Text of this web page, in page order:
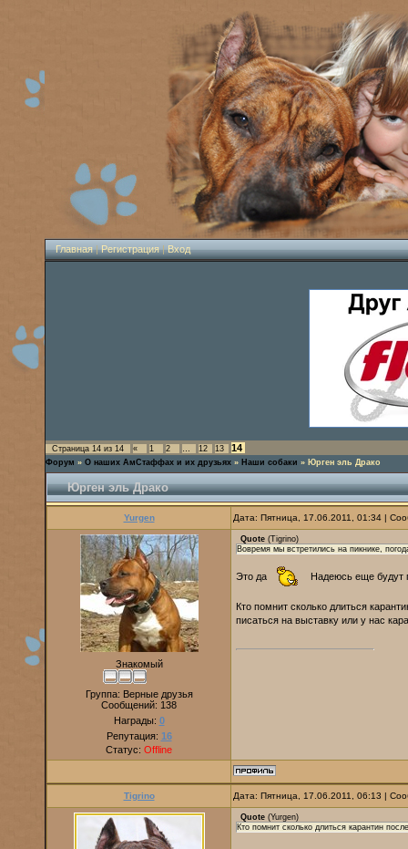
Главная|Регистрация|Вход
Страница 14 из 14 « 1 2 … 12 13 14
Форум » О наших АмСтаффах и их друзьях » Наши собаки » Юрген эль Драко
Юрген эль Драко
Yurgen Дата: Пятница, 17.06.2011, 01:34 |
Знакомый
Группа: Верные друзья
Сообщений: 138
Награды: 0
Репутация: 16
Статус: Offline
Quote (Tigrino)
Вовремя мы встретились на пикнике,
Это да Надеюсь еще будут
Кто помнит сколько длиться
писаться на выставку или у нас
Tigrino Дата: Пятница, 17.06.2011, 06:13 |
Quote (Yurgen)
Кто помнит сколько длиться карантин